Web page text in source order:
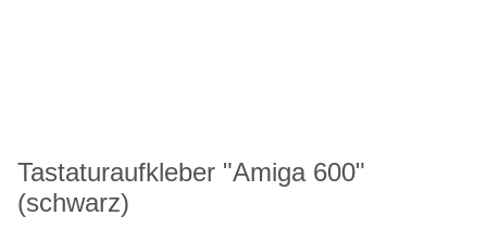
Tastaturaufkleber "Amiga 600"
(schwarz)